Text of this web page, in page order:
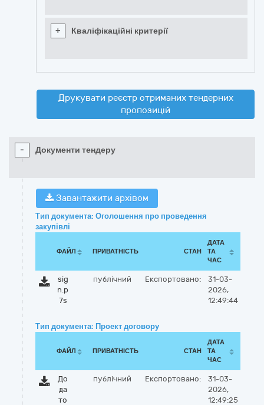
+ Кваліфікаційні критерії
Друкувати реєстр отриманих тендерних
пропозицій
- Документи тендеру
Завантажити архівом
Тип документа: Оголошення про проведення
закупівлі
ФАЙЛ ПРИВАТНІСТЬ СТАН
ДАТА
ТА
ЧАС
sig
n.p
7s
публічний Експортовано:
31-03-
2026,
12:49:44
Тип документа: Проект договору
ФАЙЛ ПРИВАТНІСТЬ СТАН
ДАТА
ТА
ЧАС
До
да
то
публічний Експортовано:
31-03-
2026,
12:49:25